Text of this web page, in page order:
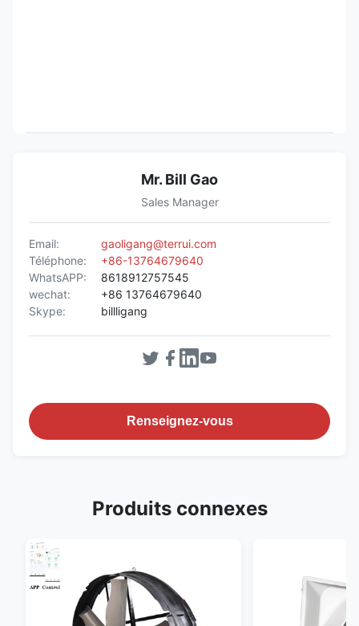
Mr. Bill Gao
Sales Manager
Email:
gaoligang@terrui.com
Téléphone:
+86-13764679640
WhatsAPP:
8618912757545
wechat:
+86 13764679640
Skype:
billligang
Renseignez-vous
Produits connexes